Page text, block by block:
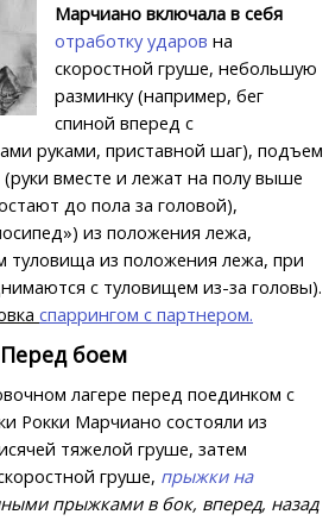
Марчиано включала в себя
отработку ударов на
скоростной груше, небольшую
разминку (например, бег
спиной вперед с
руками, приставной шаг), подъем
вместе и лежат на полу выше
до пола за головой),
из положения лежа,
туловища из положения лежа, при
с туловищем из-за головы).
спаррингом с партнером.
Перед боем
лагере перед поединком с
Рокки Марчиано состояли из
тяжелой груше, затем
груше, прыжки на
прыжками в бок, вперед, назад